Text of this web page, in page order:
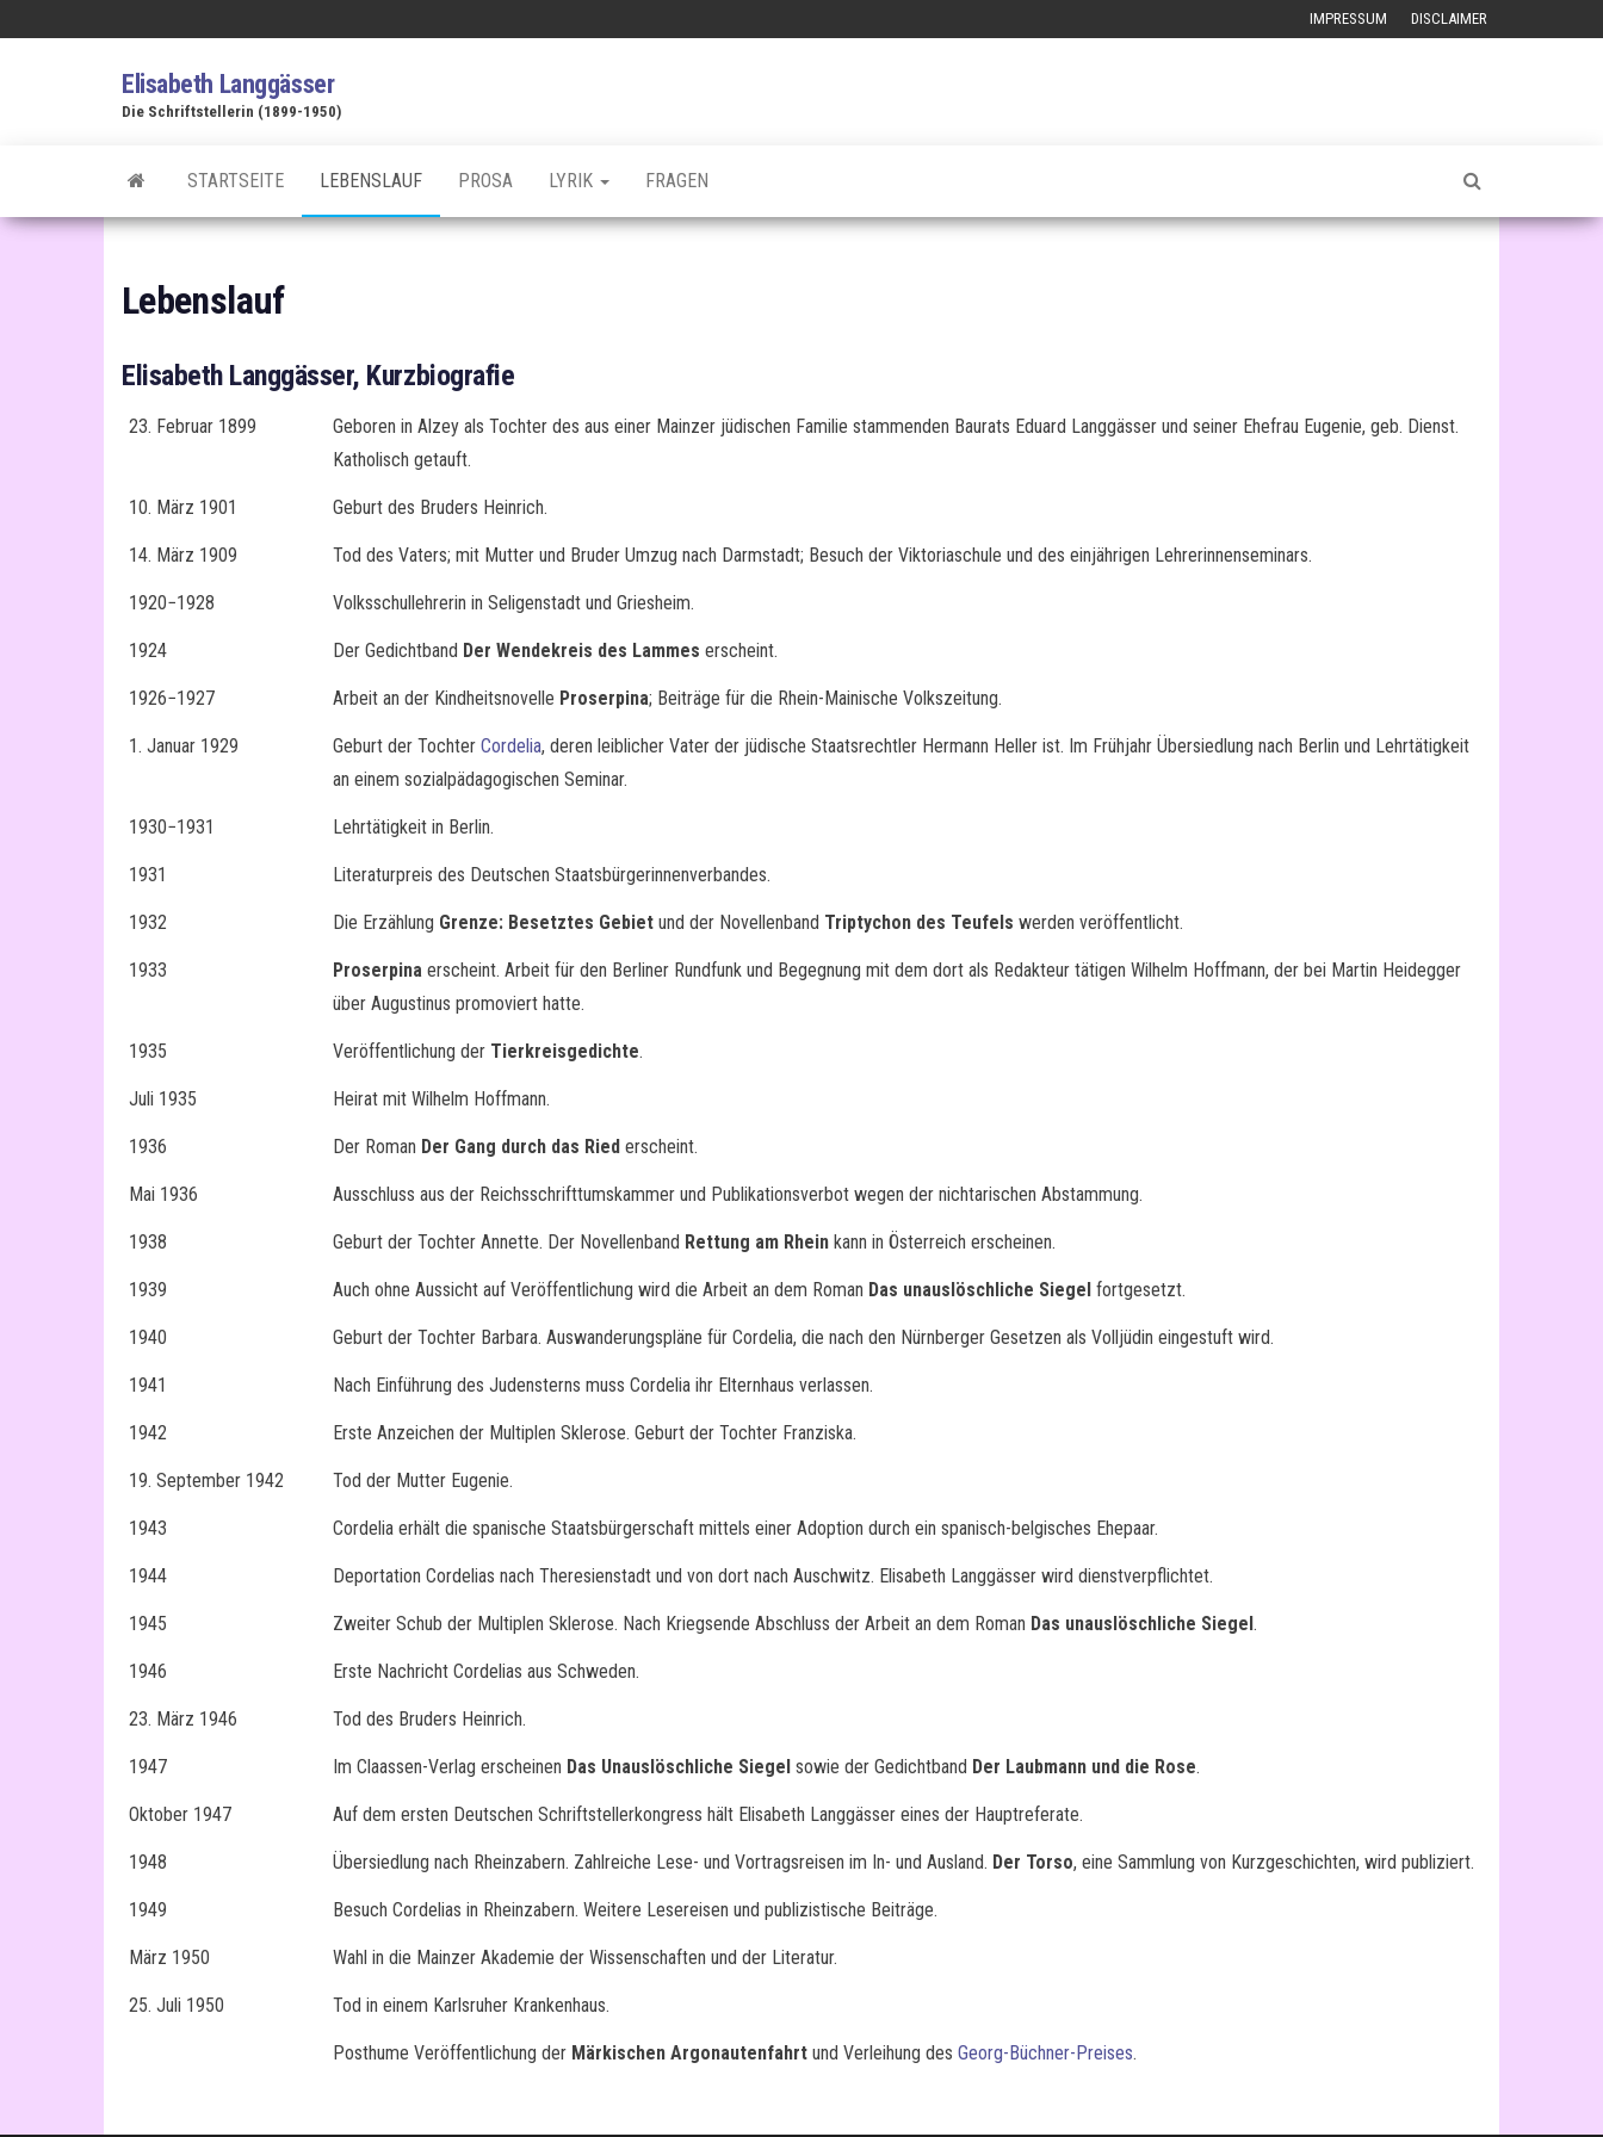
IMPRESSUM DISCLAIMER
Elisabeth Langgässer
Die Schriftstellerin (1899-1950)
STARTSEITE LEBENSLAUF PROSA LYRIK FRAGEN
Lebenslauf
Elisabeth Langgässer, Kurzbiografie
23. Februar 1899
Geboren in Alzey als Tochter des aus einer Mainzer jüdischen Familie stammenden Baurats Eduard Langgässer und seiner Ehefrau Eugenie, geb. Dienst.
Katholisch getauft.
10. März 1901 Geburt des Bruders Heinrich.
14. März 1909 Tod des Vaters; mit Mutter und Bruder Umzug nach Darmstadt; Besuch der Viktoriaschule und des einjährigen Lehrerinnenseminars.
1920−1928 Volksschullehrerin in Seligenstadt und Griesheim.
1924 Der Gedichtband Der Wendekreis des Lammes erscheint.
1926−1927 Arbeit an der Kindheitsnovelle Proserpina; Beiträge für die Rhein-Mainische Volkszeitung.
1. Januar 1929 Geburt der Tochter Cordelia, deren leiblicher Vater der jüdische Staatsrechtler Hermann Heller ist. Im Frühjahr Übersiedlung nach Berlin und Lehrtätigkeit
an einem sozialpädagogischen Seminar.
1930−1931 Lehrtätigkeit in Berlin.
1931 Literaturpreis des Deutschen Staatsbürgerinnenverbandes.
1932 Die Erzählung Grenze: Besetztes Gebiet und der Novellenband Triptychon des Teufels werden veröffentlicht.
1933 Proserpina erscheint. Arbeit für den Berliner Rundfunk und Begegnung mit dem dort als Redakteur tätigen Wilhelm Hoffmann, der bei Martin Heidegger
über Augustinus promoviert hatte.
1935 Veröffentlichung der Tierkreisgedichte.
Juli 1935 Heirat mit Wilhelm Hoffmann.
1936 Der Roman Der Gang durch das Ried erscheint.
Mai 1936 Ausschluss aus der Reichsschrifttumskammer und Publikationsverbot wegen der nichtarischen Abstammung.
1938 Geburt der Tochter Annette. Der Novellenband Rettung am Rhein kann in Österreich erscheinen.
1939 Auch ohne Aussicht auf Veröffentlichung wird die Arbeit an dem Roman Das unauslöschliche Siegel fortgesetzt.
1940 Geburt der Tochter Barbara. Auswanderungspläne für Cordelia, die nach den Nürnberger Gesetzen als Volljüdin eingestuft wird.
1941 Nach Einführung des Judensterns muss Cordelia ihr Elternhaus verlassen.
1942 Erste Anzeichen der Multiplen Sklerose. Geburt der Tochter Franziska.
19. September 1942 Tod der Mutter Eugenie.
1943 Cordelia erhält die spanische Staatsbürgerschaft mittels einer Adoption durch ein spanisch-belgisches Ehepaar.
1944 Deportation Cordelias nach Theresienstadt und von dort nach Auschwitz. Elisabeth Langgässer wird dienstverpflichtet.
1945 Zweiter Schub der Multiplen Sklerose. Nach Kriegsende Abschluss der Arbeit an dem Roman Das unauslöschliche Siegel.
1946 Erste Nachricht Cordelias aus Schweden.
23. März 1946 Tod des Bruders Heinrich.
1947 Im Claassen-Verlag erscheinen Das Unauslöschliche Siegel sowie der Gedichtband Der Laubmann und die Rose.
Oktober 1947 Auf dem ersten Deutschen Schriftstellerkongress hält Elisabeth Langgässer eines der Hauptreferate.
1948 Übersiedlung nach Rheinzabern. Zahlreiche Lese- und Vortragsreisen im In- und Ausland. Der Torso, eine Sammlung von Kurzgeschichten, wird publiziert.
1949 Besuch Cordelias in Rheinzabern. Weitere Lesereisen und publizistische Beiträge.
März 1950 Wahl in die Mainzer Akademie der Wissenschaften und der Literatur.
25. Juli 1950 Tod in einem Karlsruher Krankenhaus.
Posthume Veröffentlichung der Märkischen Argonautenfahrt und Verleihung des Georg-Büchner-Preises.